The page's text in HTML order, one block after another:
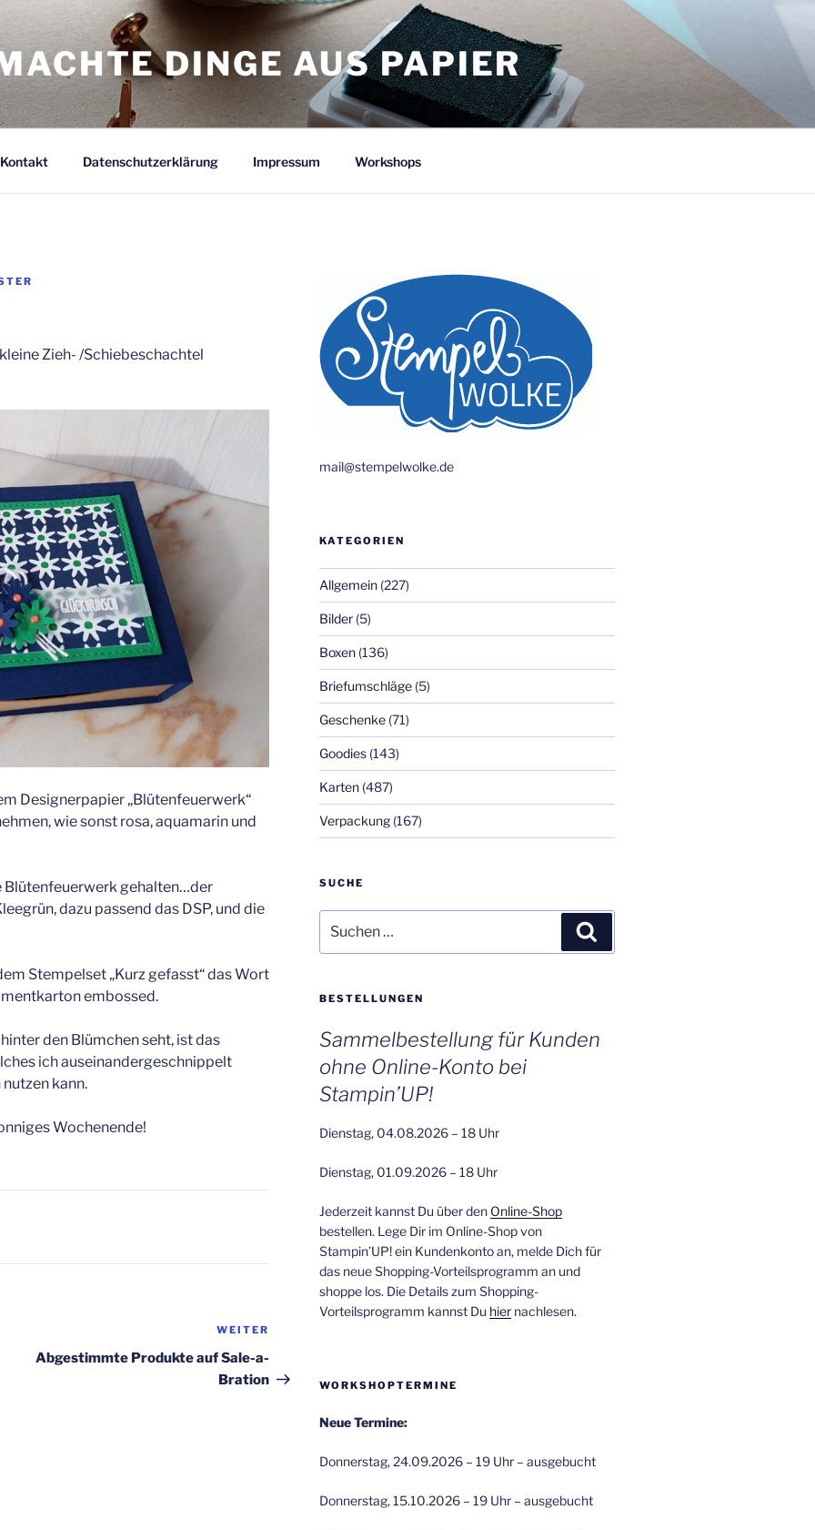
DINGE AUS PAPIER
Kontakt Datenschutzerklärung Impressum Workshops
Zieh- /Schiebeschachtel
Designerpapier „Blütenfeuerwerk“
wie sonst rosa, aquamarin und
Blütenfeuerwerk gehalten…der
dazu passend das DSP, und die
Stempelset „Kurz gefasst“ das Wort
embossed.
den Blümchen seht, ist das
ich auseinandergeschnippelt
kann.
Wochenende!
WEITER
Abgestimmte Produkte auf Sale-a-
Bration
mail@stempelwolke.de
KATEGORIEN
Allgemein(227)
Bilder(5)
Boxen(136)
Briefumschläge(5)
Geschenke(71)
Goodies(143)
Karten(487)
Verpackung(167)
SUCHE
nach:
BESTELLUNGEN
Sammelbestellung für Kunden
ohne Online-Konto bei
Stampin’UP!
Dienstag, 04.08.2026 – 18 Uhr
Dienstag, 01.09.2026 – 18 Uhr
Jederzeit kannst Du über den Online-Shop
bestellen. Lege Dir im Online-Shop von
Stampin’UP! ein Kundenkonto an, melde Dich für
das neue Shopping-Vorteilsprogramm an und
shoppe los. Die Details zum Shopping-
Vorteilsprogramm kannst Du hiernachlesen.
WORKSHOPTERMINE
Neue Termine:
Donnerstag, 24.09.2026 – 19 Uhr – ausgebucht
Donnerstag, 15.10.2026 – 19 Uhr – ausgebucht